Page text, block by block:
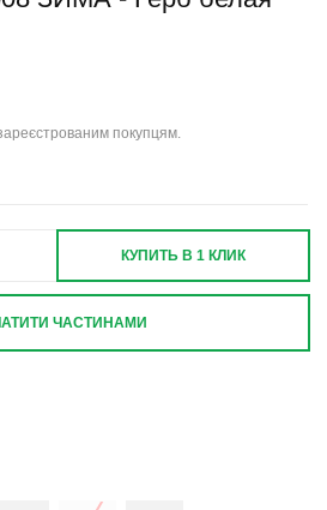
покупцям.
КУПИТЬ В 1 КЛИК
ЧАСТИНАМИ